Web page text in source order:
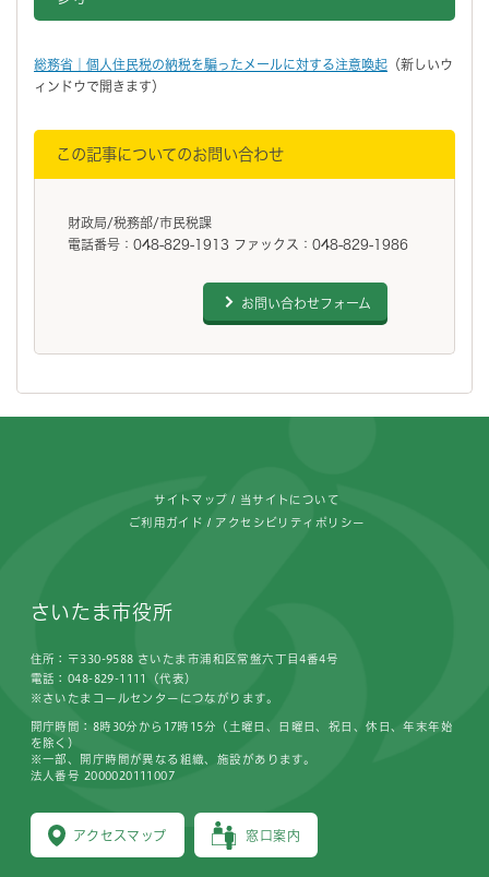
総務省｜個人住民税の納税を騙ったメールに対する注意喚起 （新しいウ
ィンドウで開きます）
この記事についてのお問い合わせ
財政局/税務部/市民税課
電話番号：048-829-1913 ファックス：048-829-1986
お問い合わせフォーム
サイトマップ 当サイトについて
ご利用ガイド アクセシビリティポリシー
さいたま市役所
住所：〒330-9588 さいたま市浦和区常盤六丁目4番4号
電話：048-829-1111（代表）
※さいたまコールセンターにつながります。
アクセスマップ 窓口案内
開庁時間：8時30分から17時15分（土曜日、日曜日、祝日、休日、年末年始
を除く）
※一部、開庁時間が異なる組織、施設があります。
法人番号 2000020111007